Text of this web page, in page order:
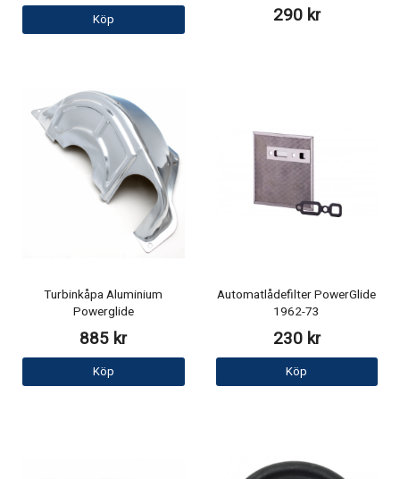
Köp 290 kr
Turbinkåpa Aluminium
Powerglide
885 kr
Köp
Automatlådefilter PowerGlide
1962-73
230 kr
Köp